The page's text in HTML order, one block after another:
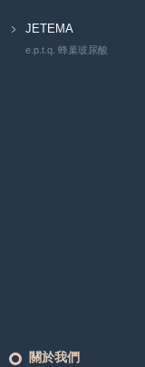
JETEMA
e.p.t.q. 蜂巢玻尿酸
關於我們